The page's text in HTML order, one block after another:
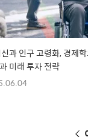
과 인구 고령화, 경제
미래 투자 전략